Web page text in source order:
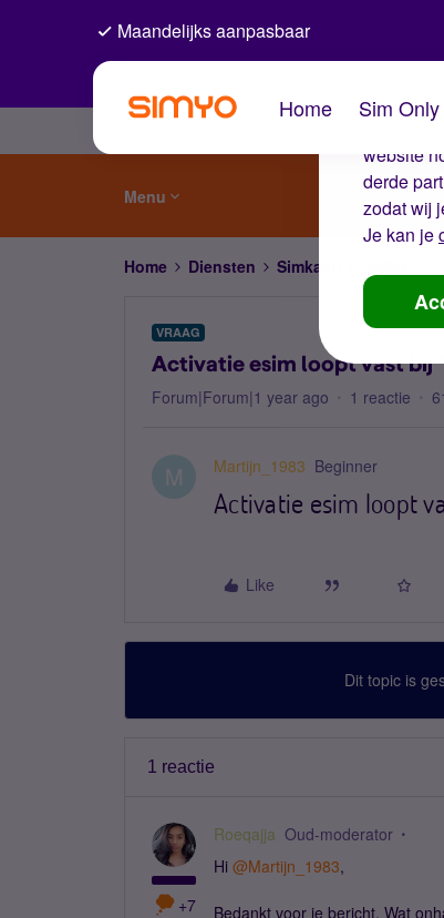
Wij
website
derde
zodat wij
Je kan je
Maandelijks aanpasbaar
Home Sim Only
Menu
Home Diensten Simkaart en eSIM
VRAAG
Activatie esim loopt vast bij
Forum|Forum|1 year ago 1 reactie
M Martijn_1983 Beginner
Activatie esim loopt
Like
Dit topic is
1 reactie
+7
Roeqajja Oud-moderator
Hi @Martijn_1983,
Bedankt voor je bericht. Wat